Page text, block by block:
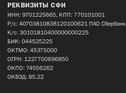
РЕКВИЗИТЫ СФИ
ИНН: 9701225665, КПП: 770101001
Р/с: 40703810838120100621 ПАО Сбербанк
К/с: 30101810400000000225
БИК: 044525225
ОКТМО: 45375000
ОГРН: 1227700696850
ОКПО: 74556262
ОКВЭД: 85.22